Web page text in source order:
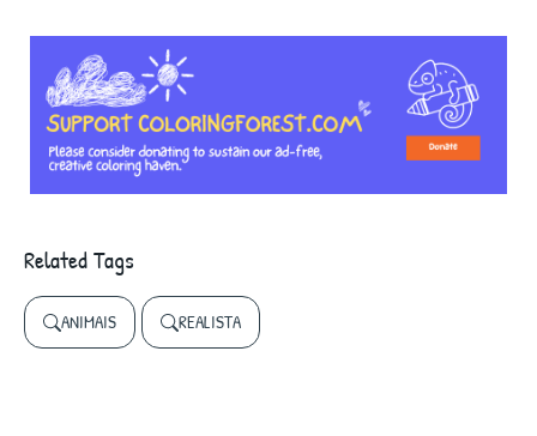
Related Tags
ANIMAIS REALISTA